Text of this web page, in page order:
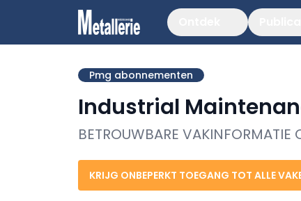
Pmg abonnementen
Industrial
BETROUWBARE
KRIJG ONBEPERKT TOEGANG TOT ALLE